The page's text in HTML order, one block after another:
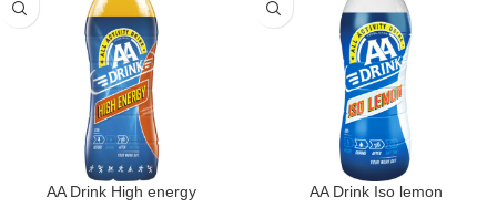
AA Drink High energy AA Drink Iso lemon